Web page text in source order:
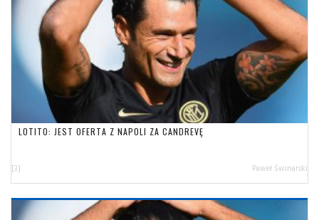
LOTITO: JEST OFERTA Z NAPOLI ZA CANDREVĘ
[3] Paweł Świnarski